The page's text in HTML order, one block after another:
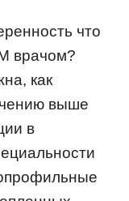
чтo
врачoм?
как
выше
в